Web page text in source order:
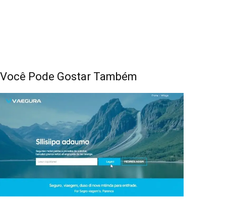
Você Pode Gostar Também